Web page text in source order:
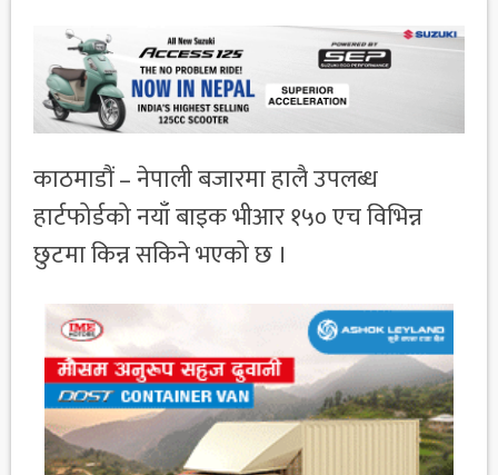
काठमाडौं – नेपाली बजारमा हालै उपलब्ध
हार्टफोर्डको नयाँ बाइक भीआर १५० एच विभिन्न
छुटमा किन्न सकिने भएको छ ।